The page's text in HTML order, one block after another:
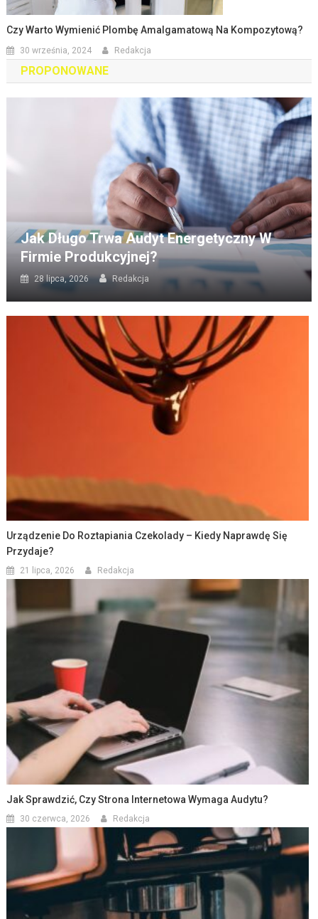
Czy Warto Wymienić Plombę Amalgamatową Na Kompozytową?
30 września, 2024 Redakcja
PROPONOWANE
Jak Długo Trwa Audyt Energetyczny W
Firmie Produkcyjnej?
28 lipca, 2026 Redakcja
Urządzenie Do Roztapiania Czekolady – Kiedy Naprawdę Się
Przydaje?
21 lipca, 2026 Redakcja
Jak Sprawdzić, Czy Strona Internetowa Wymaga Audytu?
30 czerwca, 2026 Redakcja